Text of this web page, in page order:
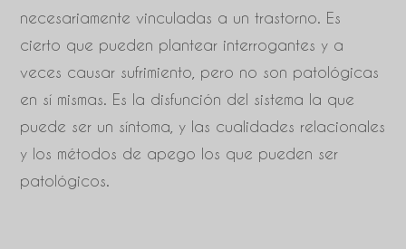
necesariamente vinculadas a un trastorno. Es
cierto que pueden plantear interrogantes y a
veces causar sufrimiento, pero no son patológicas
en sí mismas. Es la disfunción del sistema la que
puede ser un síntoma, y las cualidades relacionales
y los métodos de apego los que pueden ser
patológicos.